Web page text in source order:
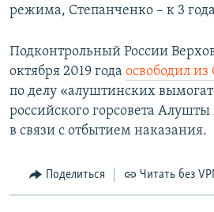
режима, Степанченко – к 3
Подконтрольный России
октября 2019 года освободил
по делу «алуштинских
российского горсовета
в связи с отбытием наказания.
Поделиться Читать без